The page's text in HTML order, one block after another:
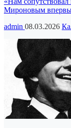
Мироновым
admin 08.03.2026